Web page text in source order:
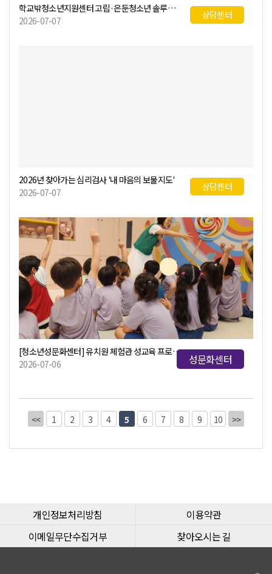
학교밖청소년지원센터 고립·은둔청소년 솔루션 협의회 개최
2026-07-07
상담센터
2026년 찾아가는 심리검사 '내 마음의 보물지도'
2026-07-07
상담센터
[청소년성문화센터] 유치원 체험관 성교육 프로그램
2026-07-06
성문화센터
<< 1 2 3 4 5 6 7 8 9 10 >>
개인정보처리방침
이용약관
이메일무단수집거부
찾아오시는 길